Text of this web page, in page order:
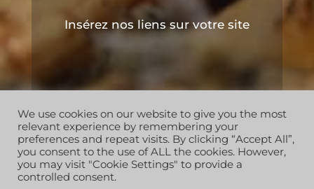
Insérez nos liens sur votre site
Copyright © 2019 les ruchers de l'apiculteur . Tous
droits réservés
We use cookies on our website to give you the most
relevant experience by remembering your
preferences and repeat visits. By clicking “Accept All”,
you consent to the use of ALL the cookies. However,
you may visit "Cookie Settings" to provide a
controlled consent.